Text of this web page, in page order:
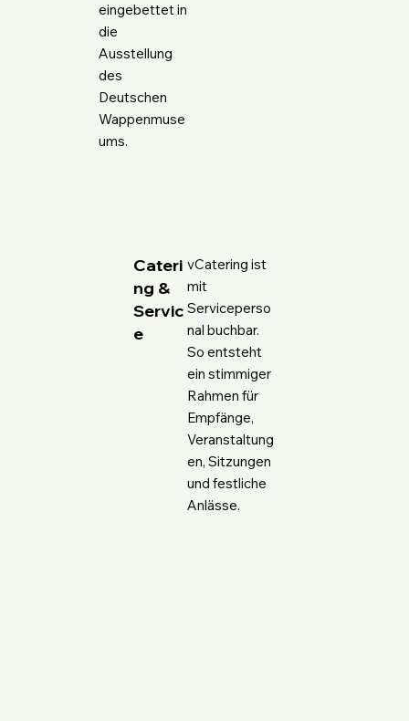
Cateri
ng &
Servic
e
vCatering ist
mit
Serviceperso
nal buchbar.
So entsteht
ein stimmiger
Rahmen für
Empfänge,
Veranstaltung
en, Sitzungen
und festliche
Anlässe.
eingebettet in
die
Ausstellung
des
Deutschen
Wappenmuse
ums.